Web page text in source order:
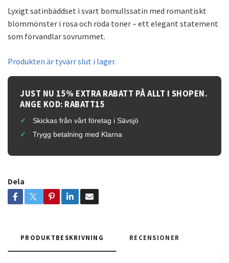
Lyxigt satinbäddset i svart bomullssatin med romantiskt
blommönster i rosa och röda toner – ett elegant statement
som förvandlar sovrummet.
Produkten är tyvärr slut i lager.
JUST NU 15% EXTRA RABATT PÅ ALLT I SHOPEN.
ANGE KOD: RABATT15
Skickas från vårt företag i Sävsjö
Trygg betalning med Klarna
Dela
PRODUKTBESKRIVNING RECENSIONER